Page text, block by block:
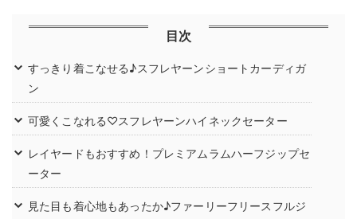
目次
すっきり着こなせる♪スフレヤーンショートカーディガ
ン
可愛くこなれる♡スフレヤーンハイネックセーター
レイヤードもおすすめ！プレミアムラムハーフジップセ
ーター
見た目も着心地もあったか♪ファーリーフリースフルジ